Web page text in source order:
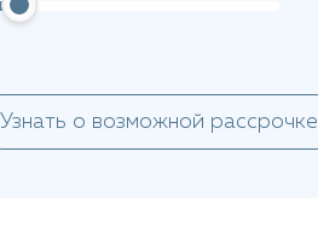
Узнать о возможной рассрочке